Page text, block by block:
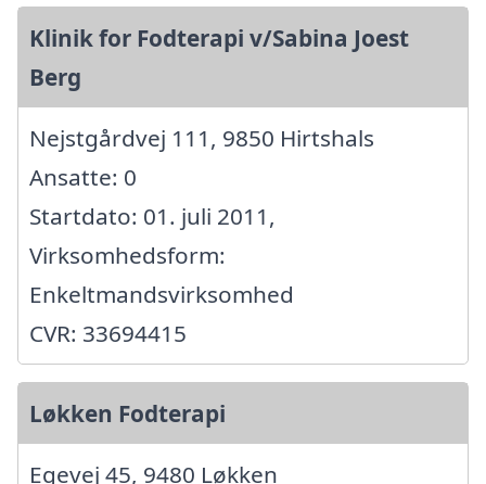
Klinik for Fodterapi v/Sabina Joest
Berg
Nejstgårdvej 111, 9850 Hirtshals
Ansatte: 0
Startdato: 01. juli 2011,
Virksomhedsform:
Enkeltmandsvirksomhed
CVR: 33694415
Løkken Fodterapi
Egevej 45, 9480 Løkken